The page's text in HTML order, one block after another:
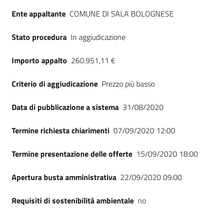
Ente appaltante COMUNE DI SALA BOLOGNESE
Stato procedura In aggiudicazione
Importo appalto 260.951,11 €
Criterio di aggiudicazione Prezzo più basso
Data di pubblicazione a sistema 31/08/2020
Termine richiesta chiarimenti 07/09/2020 12:00
Termine presentazione delle offerte 15/09/2020 18:00
Apertura busta amministrativa 22/09/2020 09:00
Requisiti di sostenibilità ambientale no